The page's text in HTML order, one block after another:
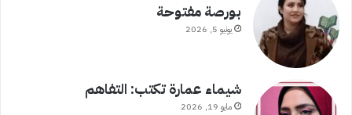
بورصة مفتوحة
يونيو 5, 2026
شيماء عمارة تكتب: التفاهم
مايو 19, 2026